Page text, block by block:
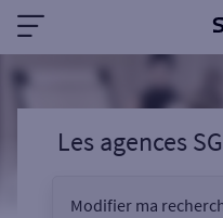
Les agences SG
Modifier ma